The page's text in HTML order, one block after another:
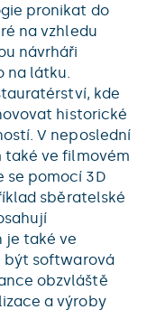
pronikat do
na vzhledu
návrháři
na látku.
kde
historické
V neposlední
také ve filmovém
se pomocí 3D
sběratelské
je také ve
být softwarová
obzvláště
a výroby